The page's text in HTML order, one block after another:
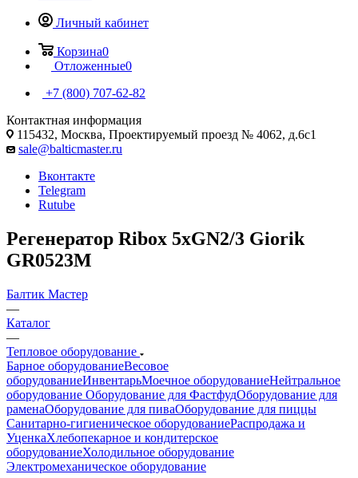
Личный кабинет
Корзина0
Отложенные0
+7 (800) 707-62-82
Контактная информация
115432, Москва, Проектируемый проезд № 4062, д.6с1
sale@balticmaster.ru
Вконтакте
Telegram
Rutube
Регенератор Ribox 5хGN2/3 Giorik
GR0523M
Балтик Мастер
—
Каталог
—
Тепловое оборудование
Барное оборудованиеВесовое
оборудованиеИнвентарьМоечное оборудованиеНейтральное
оборудование Оборудование для ФастфудОборудование для
раменаОборудование для пиваОборудование для пиццы
Санитарно-гигиеническое оборудованиеРаспродажа и
УценкаХлебопекарное и кондитерское
оборудованиеХолодильное оборудование
Электромеханическое оборудование